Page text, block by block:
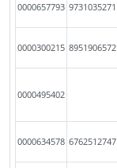
0000657793 9731035271
0000300215 8951906572
0000495402
0000634578 6762512747